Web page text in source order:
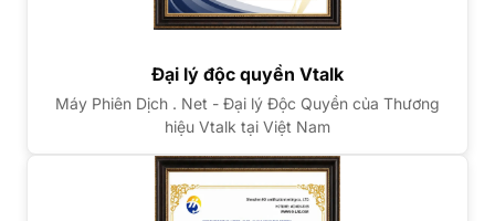
Đại lý độc quyền Vtalk
Máy Phiên Dịch . Net - Đại lý Độc Quyền của Thương
hiệu Vtalk tại Việt Nam